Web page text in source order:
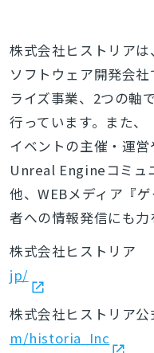
株式会社ヒストリア
ソフトウェア開発会
ライズ事業、2つの軸
行っています。また
イベントの主催・運営
Unreal Engineコミュ
他、WEBメディア『
者への情報発信にも力
株式会社ヒスト
jp/
株式会社ヒストリ
m/historia_Inc